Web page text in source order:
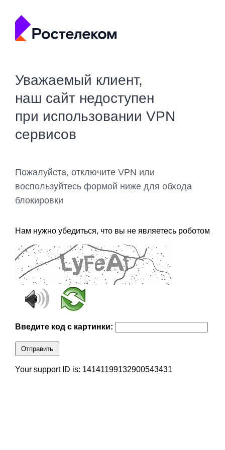
Уважаемый клиент,
наш сайт недоступен
при использовании VPN
сервисов
Пожалуйста, отключите VPN или
воспользуйтесь формой ниже для обхода
блокировки
Нам нужно убедиться, что вы не являетесь роботом
Введите код с картинки:
Отправить
Your support ID is: 14141199132900543431